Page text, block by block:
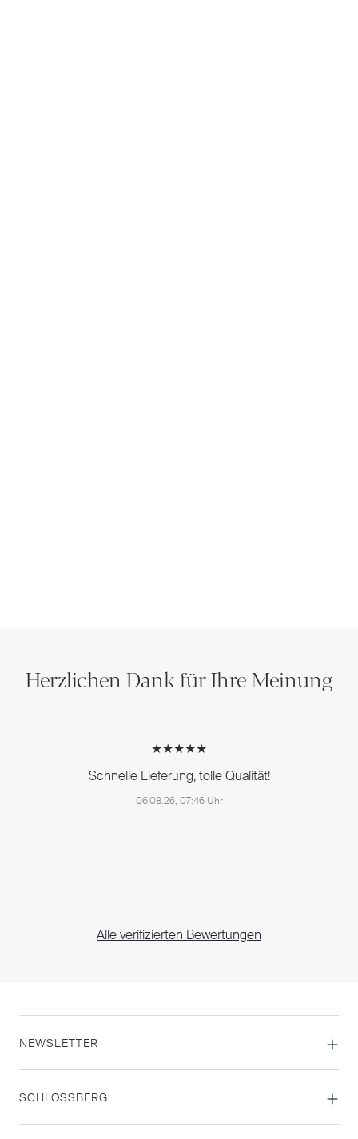
Herzlichen Dank für Ihre Meinung
★★★★★
Schnelle Lieferung, tolle Qualität!
06.08.26, 07:46 Uhr
Alle verifizierten Bewertungen
NEWSLETTER
SCHLOSSBERG